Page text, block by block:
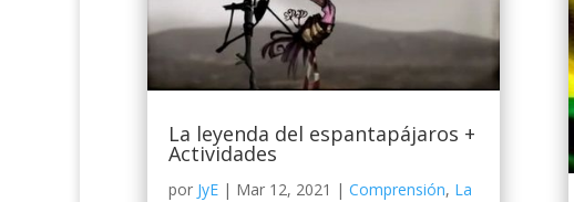
La leyenda del espantapájaros +
Actividades
por JyE | Mar 12, 2021 | Comprensión, La